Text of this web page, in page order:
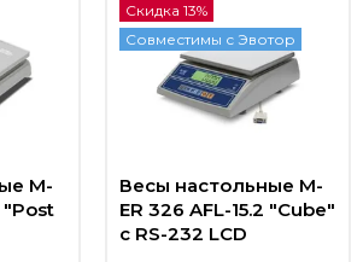
M-
"Post
Скидка 13%
Совместимы с Эвотор
Весы настольные M-
ER 326 AFL-15.2 "Cube"
c RS-232 LCD